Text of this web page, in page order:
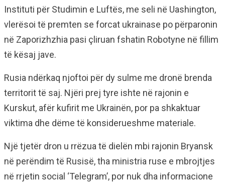
Instituti për Studimin e Luftës, me seli në Uashington,
vlerësoi të premten se forcat ukrainase po përparonin
në Zaporizhzhia pasi çliruan fshatin Robotyne në fillim
të kësaj jave.
Rusia ndërkaq njoftoi për dy sulme me dronë brenda
territorit të saj. Njëri prej tyre ishte në rajonin e
Kurskut, afër kufirit me Ukrainën, por pa shkaktuar
viktima dhe dëme të konsiderueshme materiale.
Një tjetër dron u rrëzua të dielën mbi rajonin Bryansk
në perëndim të Rusisë, tha ministria ruse e mbrojtjes
në rrjetin social ‘Telegram’, por nuk dha informacione